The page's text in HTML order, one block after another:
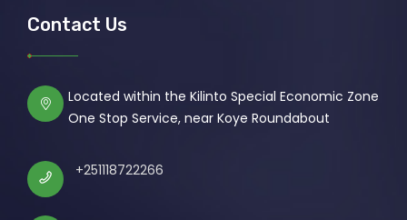
Contact Us
Located within the Kilinto Special Economic Zone
One Stop Service, near Koye Roundabout
+251118722266